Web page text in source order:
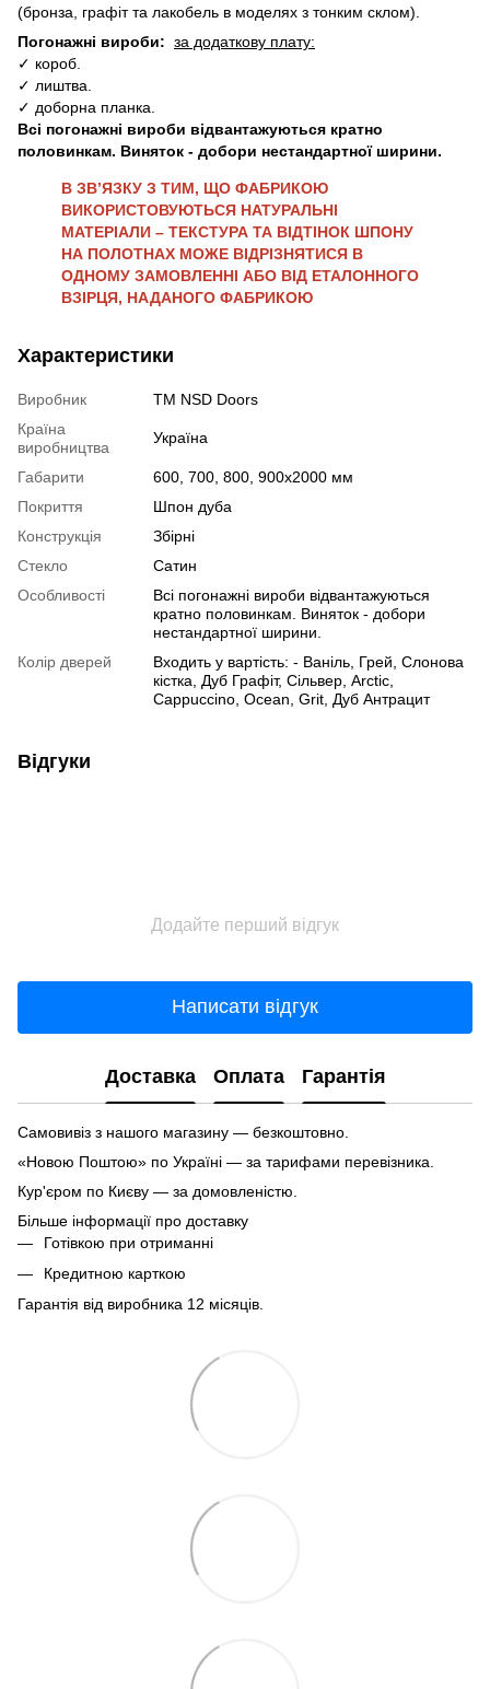
(бронза, графіт та лакобель в моделях з тонким склом).
Погонажні вироби: за додаткову плату:
✓ короб.
✓ лиштва.
✓ доборна планка.
Всі погонажні вироби відвантажуються кратно
половинкам. Виняток - добори нестандартної ширини.
В ЗВ’ЯЗКУ З ТИМ, ЩО ФАБРИКОЮ
ВИКОРИСТОВУЮТЬСЯ НАТУРАЛЬНІ
МАТЕРІАЛИ – ТЕКСТУРА ТА ВІДТІНОК ШПОНУ
НА ПОЛОТНАХ МОЖЕ ВІДРІЗНЯТИСЯ В
ОДНОМУ ЗАМОВЛЕННІ АБО ВІД ЕТАЛОННОГО
ВЗІРЦЯ, НАДАНОГО ФАБРИКОЮ
Характеристики
Виробник
ТМ NSD Doors
Країна
виробництва
Україна
Габарити
600, 700, 800, 900х2000 мм
Покриття
Шпон дуба
Конструкція
Збірні
Стекло
Сатин
Особливості
Всі погонажні вироби відвантажуються
кратно половинкам. Виняток - добори
нестандартної ширини.
Колір дверей
Входить у вартість: - Ваніль, Грей, Слонова
кістка, Дуб Графіт, Сільвер, Arctic,
Cappuccino, Ocean, Grit, Дуб Антрацит
Відгуки
Додайте перший відгук
Написати відгук
Доставка Оплата Гарантія
Самовивіз з нашого магазину — безкоштовно.
«Новою Поштою» по Україні — за тарифами перевізника.
Кур'єром по Києву — за домовленістю.
Більше інформації про доставку
Готівкою при отриманні
Кредитною карткою
Гарантія від виробника 12 місяців.